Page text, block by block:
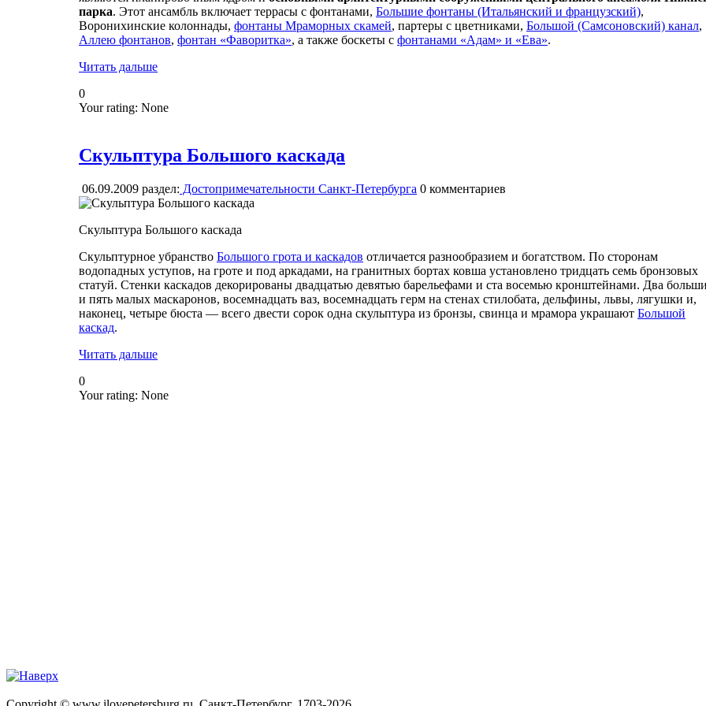
парка. Этот ансамбль включает террасы с фонтанами, Большие фонтаны (Итальянский и французский),
Воронихинские колоннады, фонтаны Мраморных скамей, партеры с цветниками, Большой (Самсоновский) канал,
Аллею фонтанов, фонтан «Фаворитка», а также боскеты с фонтанами «Адам» и «Ева».
Читать дальше
0
Your rating: None
Скульптура Большого каскада
06.09.2009 раздел: Достопримечательности Санкт-Петербурга 0 комментариев
Скульптура Большого каскада
Скульптурное убранство Большого грота и каскадов отличается разнообразием и богатством. По сторонам
водопадных уступов, на гроте и под аркадами, на гранитных бортах ковша установлено тридцать семь бронзовых
статуй. Стенки каскадов декорированы двадцатью девятью барельефами и ста восемью кронштейнами. Два
и пять малых маскаронов, восемнадцать ваз, восемнадцать герм на стенах стилобата, дельфины, львы, лягушки и,
наконец, четыре бюста — всего двести сорок одна скульптура из бронзы, свинца и мрамора украшают Большой
каскад.
Читать дальше
0
Your rating: None